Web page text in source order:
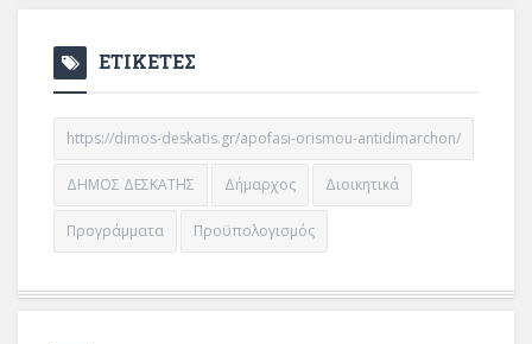
ΕΤΙΚΕΤΕΣ
https://dimos-deskatis.gr/apofasi-orismou-antidimarchon/
ΔΗΜΟΣ ΔΕΣΚΑΤΗΣ Δήμαρχος Διοικητικά
Προγράμματα Προϋπολογισμός